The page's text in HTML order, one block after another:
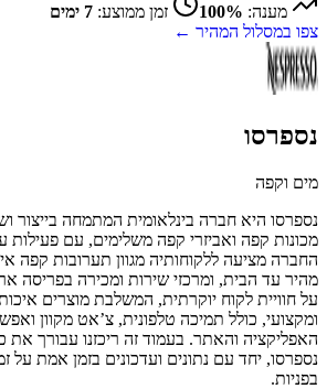
מענה: 100% זמן ממוצע: 7 ימים
צפו במסלול המהיר ←
נספרסו
מים וקפה
נספרסו היא חברה בינלאומית המתמחה בייצור
מכונות קפה ואביזרי קפה משלימים, עם פעילות
החברה מציעה ללקוחותיה מגוון תערובות קפה
מהיר עד הבית, ומרכזי שירות ומכירה בפריסה
על חוויית לקוח יוקרתית, המשלבת מוצרים
ומקצועי, כולל תמיכה טלפונית, צ’אט מקוון
האפליקציה והאתר. בעמוד זה ריכזנו עבורך
נספרסו, יחד עם נתונים ועדכונים בזמן אמת על
בפניות.